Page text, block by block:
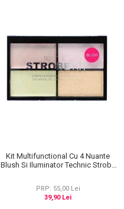
Kit Multifunctional Cu 4 Nuante
Blush Si Iluminator Technic Strobe
PRP: 55,00 Lei
39,90 Lei